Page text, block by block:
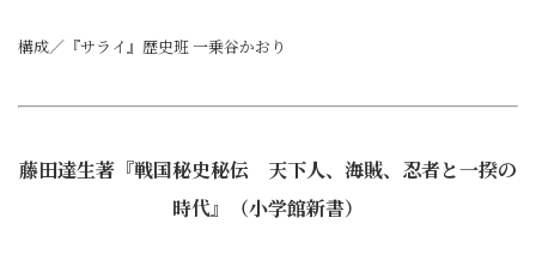
構成／『サライ』歴史班 一乗谷かおり
藤田達生著『戦国秘史秘伝 天下人、海賊、忍者と一揆の
時代』（小学館新書）